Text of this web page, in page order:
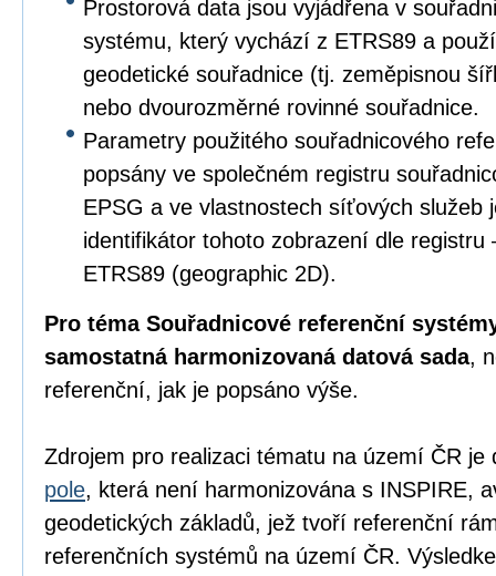
Prostorová data jsou vyjádřena v
systému, který vychází z ETRS89 a
geodetické souřadnice (tj. zeměpisnou
nebo dvourozměrné rovinné souřadnice.
Parametry použitého souřadnicového
popsány ve společném registru
EPSG a ve vlastnostech síťových služeb
identifikátor tohoto zobrazení dle registru
ETRS89 (geographic 2D).
Pro téma Souřadnicové referenční
samostatná harmonizovaná datová sada,
referenční, jak je popsáno výše.
Zdrojem pro realizaci tématu na území ČR
pole, která není harmonizována s INSPIRE,
geodetických základů, jež tvoří referenční
referenčních systémů na území ČR.